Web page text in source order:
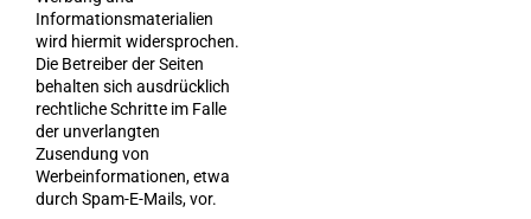
Informationsmaterialien
wird hiermit widersprochen.
Die Betreiber der Seiten
behalten sich ausdrücklich
rechtliche Schritte im Falle
der unverlangten
Zusendung von
Werbeinformationen, etwa
durch Spam-E-Mails, vor.